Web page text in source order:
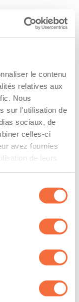
le contenu
relatives aux
Nous
sur l'utilisation de
sociaux, de
celles-ci
avez fournies
de leurs